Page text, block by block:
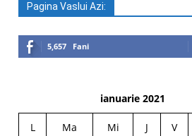
Pagina Vaslui Azi:
5,657 Fani
ianuarie 2021
L Ma Mi J V